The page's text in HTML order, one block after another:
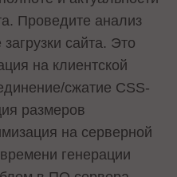
Проведите анализ
сайта. Это
на клиентской
сжатие CSS-
размеров
на серверной
генерации